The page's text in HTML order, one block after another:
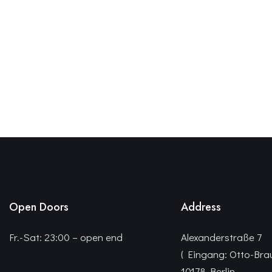
Open Doors
Fr.-Sat: 23:00 – open end
Address
Alexanderstraße 7
( Eingang: Otto-